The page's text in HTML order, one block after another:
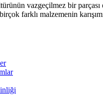
vazgeçilmez bir
farklı malzemenin